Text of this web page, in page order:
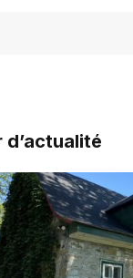
d’actualité